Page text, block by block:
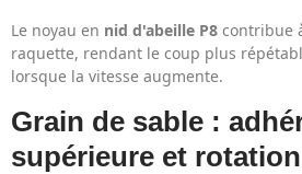
Le noyau en nid d'abeille P8 contribue
raquette, rendant le coup plus
lorsque la vitesse augmente.
Grain de sable :
supérieure et